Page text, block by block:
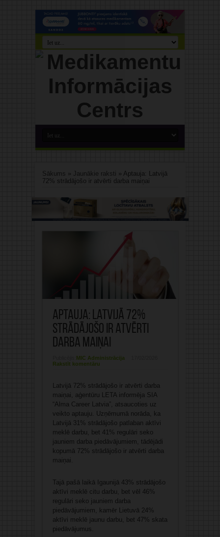
Sākums » Jaunākie raksti » Aptauja: Latvijā
72% strādājošo ir atvērti darba maiņai
Aptauja: Latvijā 72%
strādājošo ir atvērti
darba maiņai
MIC Administrācija
Rakstīt komentāru
Latvijā 72% strādājošo ir atvērti darba
maiņai, aģentūru LETA informēja SIA
“Alma Career Latvia”, atsaucoties uz
veikto aptauju. Uzņēmumā norāda, ka
Latvijā 31% strādājošo patlaban aktīvi
meklē darbu, bet 41% regulāri seko
jauniem darba piedāvājumiem, tādējādi
kopumā 72% strādājošo ir atvērti darba
maiņai.
Tajā pašā laikā Igaunijā 43% strādājošo
aktīvi meklē citu darbu, bet vēl 46%
regulāri seko jauniem darba
piedāvājumiem, kamēr Lietuvā 24%
aktīvi meklē jaunu darbu, bet 47% skata
piedāvājumus.